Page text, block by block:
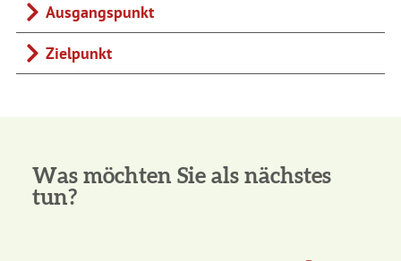
Ausgangspunkt
Zielpunkt
Was möchten Sie als nächstes
tun?